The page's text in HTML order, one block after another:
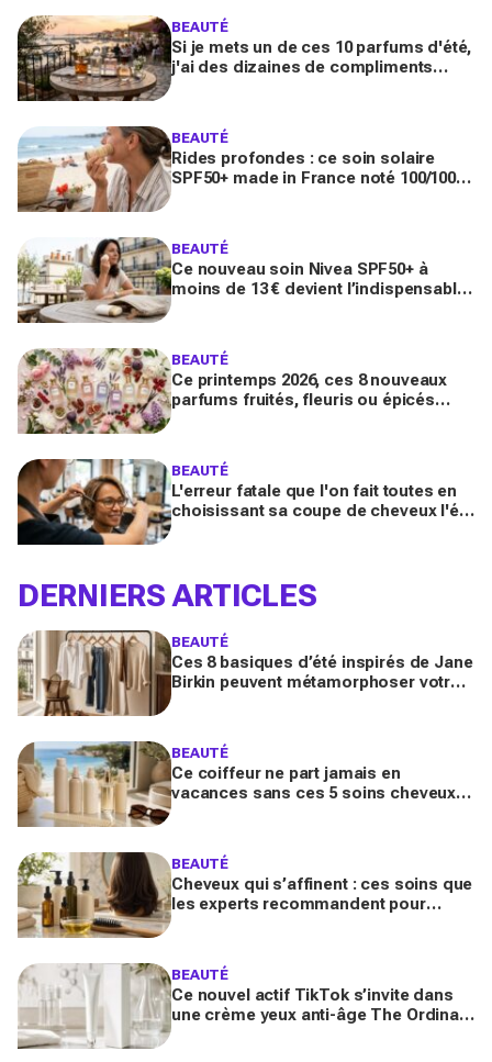
BEAUTÉ
Si je mets un de ces 10 parfums d'été,
j'ai des dizaines de compliments
BEAUTÉ
Rides profondes : ce soin solaire
SPF50+ made in France noté 100/100
BEAUTÉ
Ce nouveau soin Nivea SPF50+ à
moins de 13 € devient l’indispensable
BEAUTÉ
Ce printemps 2026, ces 8 nouveaux
parfums fruités, fleuris ou épicés
BEAUTÉ
L'erreur fatale que l'on fait toutes en
choisissant sa coupe de cheveux l'été
DERNIERS ARTICLES
BEAUTÉ
Ces 8 basiques d’été inspirés de Jane
Birkin peuvent métamorphoser votre
BEAUTÉ
Ce coiffeur ne part jamais en
vacances sans ces 5 soins cheveux :
BEAUTÉ
Cheveux qui s’affinent : ces soins que
les experts recommandent pour
BEAUTÉ
Ce nouvel actif TikTok s’invite dans
une crème yeux anti-âge The Ordinary